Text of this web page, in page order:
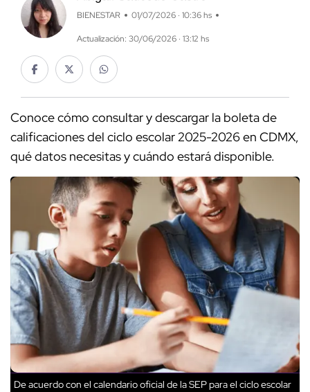
BIENESTAR 01/07/2026 · 10:36 hs
Actualización: 30/06/2026 · 13:12 hs
Conoce cómo consultar y descargar la boleta de
calificaciones del ciclo escolar 2025-2026 en CDMX,
qué datos necesitas y cuándo estará disponible.
De acuerdo con el calendario oficial de la SEP para el ciclo escolar